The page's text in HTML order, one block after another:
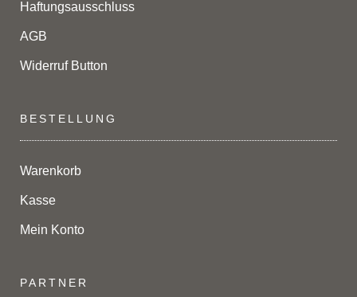
Haftungsausschluss
AGB
Widerruf Button
BESTELLUNG
Warenkorb
Kasse
Mein Konto
PARTNER